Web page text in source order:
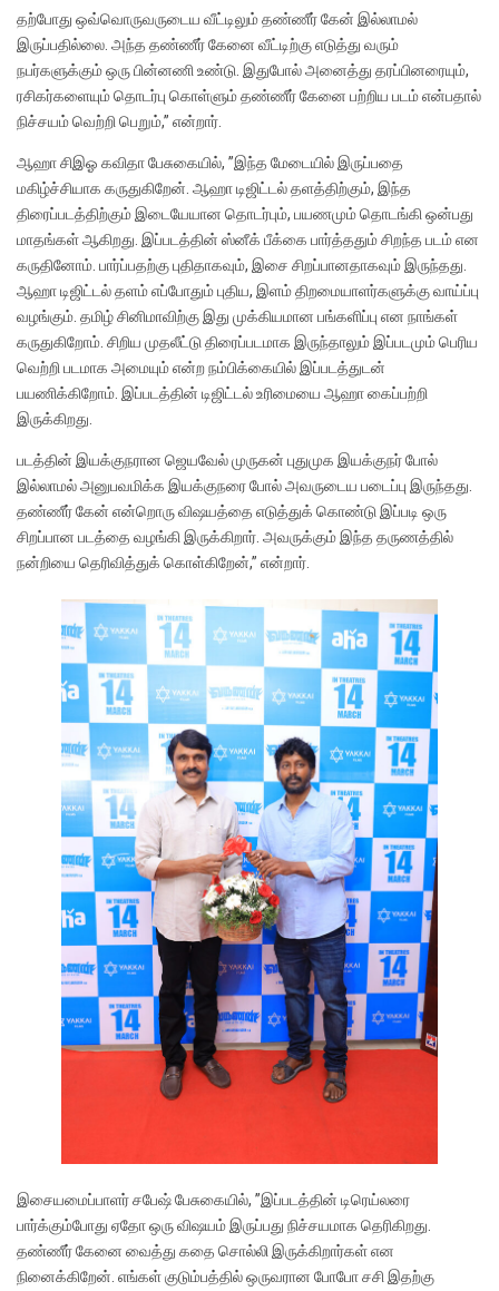
தற்போது ஒவ்வொருவருடைய வீட்டிலும் தண்ணீர் கேன் இல்லாமல்
இருப்பதில்லை. அந்த தண்ணீர் கேனை வீட்டிற்கு எடுத்து வரும்
நபர்களுக்கும் ஒரு பின்னணி உண்டு. இதுபோல் அனைத்து தரப்பினரையும்,
ரசிகர்களையும் தொடர்பு கொள்ளும் தண்ணீர் கேனை பற்றிய படம் என்பதால்
நிச்சயம் வெற்றி பெறும்,” என்றார்.
ஆஹா சிஇஓ கவிதா பேசுகையில், ”இந்த மேடையில் இருப்பதை
மகிழ்ச்சியாக கருதுகிறேன். ஆஹா டிஜிட்டல் தளத்திற்கும், இந்த
திரைப்படத்திற்கும் இடையேயான தொடர்பும், பயணமும் தொடங்கி ஒன்பது
மாதங்கள் ஆகிறது. இப்படத்தின் ஸ்னீக் பீக்கை பார்த்ததும் சிறந்த படம் என
கருதினோம். பார்ப்பதற்கு புதிதாகவும், இசை சிறப்பானதாகவும் இருந்தது.
ஆஹா டிஜிட்டல் தளம் எப்போதும் புதிய, இளம் திறமையாளர்களுக்கு வாய்ப்பு
வழங்கும். தமிழ் சினிமாவிற்கு இது முக்கியமான பங்களிப்பு என நாங்கள்
கருதுகிறோம். சிறிய முதலீட்டு திரைப்படமாக இருந்தாலும் இப்படமும் பெரிய
வெற்றி படமாக அமையும் என்ற நம்பிக்கையில் இப்படத்துடன்
பயணிக்கிறோம். இப்படத்தின் டிஜிட்டல் உரிமையை ஆஹா கைப்பற்றி
இருக்கிறது.
படத்தின் இயக்குநரான ஜெயவேல் முருகன் புதுமுக இயக்குநர் போல்
இல்லாமல் அனுபவமிக்க இயக்குநரை போல் அவருடைய படைப்பு இருந்தது.
தண்ணீர் கேன் என்றொரு விஷயத்தை எடுத்துக் கொண்டு இப்படி ஒரு
சிறப்பான படத்தை வழங்கி இருக்கிறார். அவருக்கும் இந்த தருணத்தில்
நன்றியை தெரிவித்துக் கொள்கிறேன்,” என்றார்.
இசையமைப்பாளர் சபேஷ் பேசுகையில், ”இப்படத்தின் டிரெய்லரை
பார்க்கும்போது ஏதோ ஒரு விஷயம் இருப்பது நிச்சயமாக தெரிகிறது.
தண்ணீர் கேனை வைத்து கதை சொல்லி இருக்கிறார்கள் என
நினைக்கிறேன். எங்கள் குடும்பத்தில் ஒருவரான போபோ சசி இதற்கு